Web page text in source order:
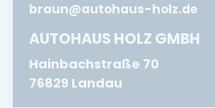
braun@autohaus-holz.de
AUTOHAUS HOLZ GMBH
Hainbachstraße 70
76829 Landau